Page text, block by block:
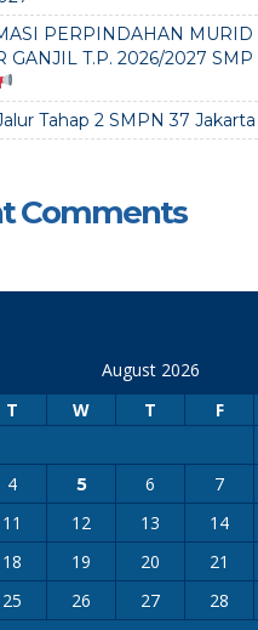
PERPINDAHAN MURID
GANJIL T.P. 2026/2027
Tahap 2 SMPN 37 Jakarta
Comments
August 2026
T W T F
4 5 6 7
11 12 13 14
18 19 20 21
25 26 27 28